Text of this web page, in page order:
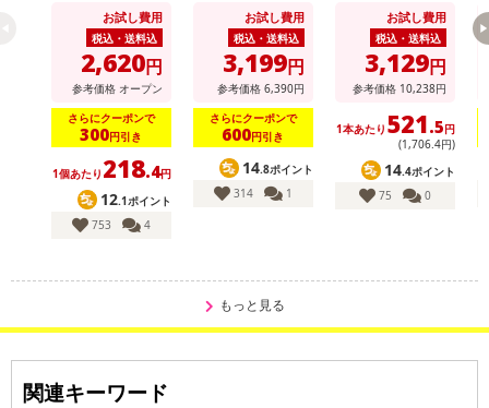
お試し費用
税込・送料込
2,620円
参考価格 オープン
さらにクーポンで
300円引き
1個あたり 218.4円
12.1ポイント
753
4
お試し費用
税込・送料込
3,199円
参考価格 6,390円
さらにクーポンで
600円引き
14.8ポイント
314
1
お試し費用
税込・送料込
3,129円
参考価格 10,238円
1本あたり 521.5円
(1,706.4円)
14.4ポイント
75
0
もっと見る
関連キーワード